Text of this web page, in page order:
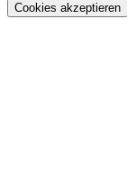
Cookies akzeptieren